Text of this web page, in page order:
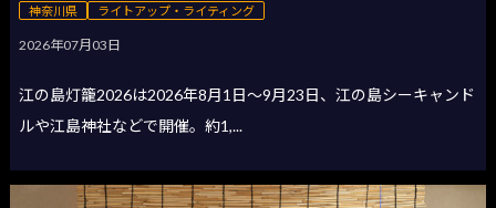
神奈川県 ライトアップ・ライティング
2026年07月03日
江の島灯籠2026は2026年8月1日〜9月23日、江の島シーキャンド
ルや江島神社などで開催。約1,...